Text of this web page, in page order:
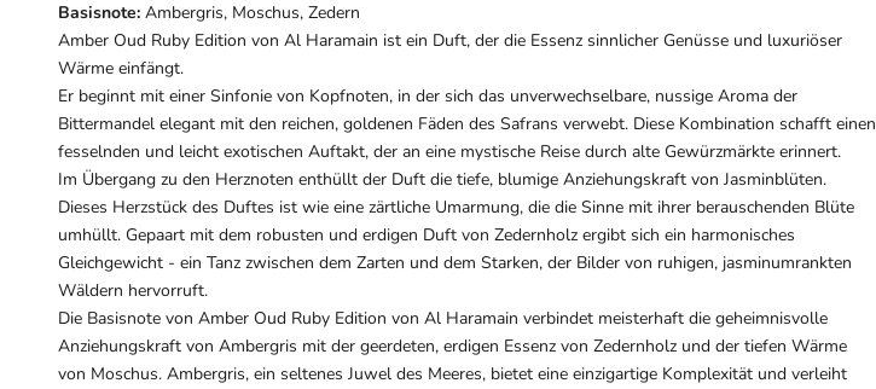
Basisnote: Ambergris, Moschus, Zedern
Amber Oud Ruby Edition von Al Haramain ist ein Duft, der die Essenz sinnlicher Genüsse und luxuriöser
Wärme einfängt.
Er beginnt mit einer Sinfonie von Kopfnoten, in der sich das unverwechselbare, nussige Aroma der
Bittermandel elegant mit den reichen, goldenen Fäden des Safrans verwebt. Diese Kombination schafft einen
fesselnden und leicht exotischen Auftakt, der an eine mystische Reise durch alte Gewürzmärkte erinnert.
Im Übergang zu den Herznoten enthüllt der Duft die tiefe, blumige Anziehungskraft von Jasminblüten.
Dieses Herzstück des Duftes ist wie eine zärtliche Umarmung, die die Sinne mit ihrer berauschenden Blüte
umhüllt. Gepaart mit dem robusten und erdigen Duft von Zedernholz ergibt sich ein harmonisches
Gleichgewicht - ein Tanz zwischen dem Zarten und dem Starken, der Bilder von ruhigen, jasminumrankten
Wäldern hervorruft.
Die Basisnote von Amber Oud Ruby Edition von Al Haramain verbindet meisterhaft die geheimnisvolle
Anziehungskraft von Ambergris mit der geerdeten, erdigen Essenz von Zedernholz und der tiefen Wärme
von Moschus. Ambergris, ein seltenes Juwel des Meeres, bietet eine einzigartige Komplexität und verleiht